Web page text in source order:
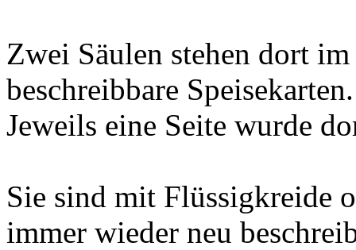
Zwei Säulen stehen dort
beschreibbare Speisekarten.
Jeweils eine Seite wurde
Sie sind mit Flüssigkreide
immer wieder neu